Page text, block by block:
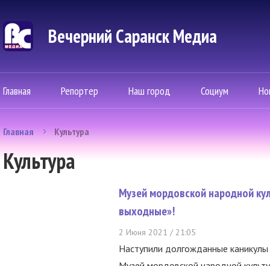
Вечерний Саранск Mедиа
Главная Репортер Наш город Социум
Главная Культура
Культура
Музей мордовской народной
выходные»!
2 Июня 2021 / 21:05
Наступили долгожданные